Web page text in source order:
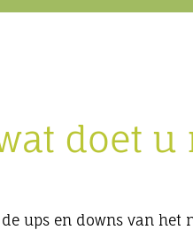
doet u
ups en downs van het